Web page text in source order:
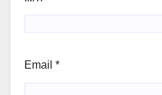
Email *